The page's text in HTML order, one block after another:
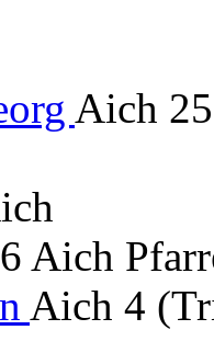
Aich
Aich
Aich 4